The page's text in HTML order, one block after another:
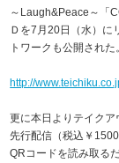
～Laugh&Peace～「
Ｄを7月20日（水）に
トワークも公開された
http://
更に本日よりテイク
先行配信（税込￥
QRコードを読み取る